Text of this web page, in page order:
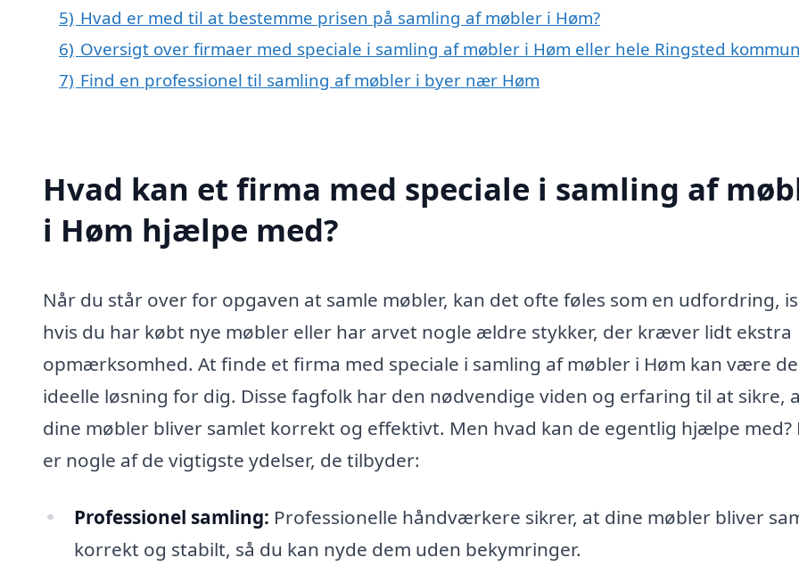
5) Hvad er med til at bestemme prisen på samling af møbler i Høm?
6) Oversigt over firmaer med speciale i samling af møbler i Høm eller hele Ringsted
7) Find en professionel til samling af møbler i byer nær Høm
Hvad kan et firma med speciale i samling af
i Høm hjælpe med?
Når du står over for opgaven at samle møbler, kan det ofte føles som en udfordring,
hvis du har købt nye møbler eller har arvet nogle ældre stykker, der kræver lidt ekstra
opmærksomhed. At finde et firma med speciale i samling af møbler i Høm kan være
ideelle løsning for dig. Disse fagfolk har den nødvendige viden og erfaring til at sikre,
dine møbler bliver samlet korrekt og effektivt. Men hvad kan de egentlig hjælpe med?
er nogle af de vigtigste ydelser, de tilbyder:
Professionel samling: Professionelle håndværkere sikrer, at dine møbler bliver
korrekt og stabilt, så du kan nyde dem uden bekymringer.